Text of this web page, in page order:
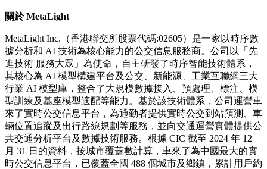
關於 MetaLight
MetaLight Inc.（香港聯交所股票代碼:02605）是一家以時序數
據分析和 AI 技術為核心能力的公交信息服務商。公司以「先
進技術 服務大眾」為使命，自主研發了時序智能技術體系，
其核心為 AI 模型構建平台及公交、新能源、工業互聯網三大
行業 AI 模型庫，整合了大規模數據接入、預處理、標注、模
型訓練及基座模型適配等能力。基於該技術體系，公司運營車
來了實時公交信息平台，為通勤者提供實時公交到站預測、車
輛位置追蹤及出行路線規劃等服務，並向交通運營實體提供公
共交通分析平台及數據技術服務。根據 CIC 截至 2024 年 12
月 31 日的資料，按城市覆蓋數計算，車來了為中國最大的實
時公交信息平台，已覆蓋全國 488 個城市及鄉鎮，累計用戶約